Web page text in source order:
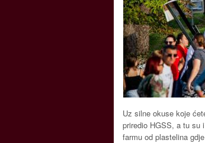
Uz silne okuse koje
priredio HGSS, a tu su
farmu od plastelina